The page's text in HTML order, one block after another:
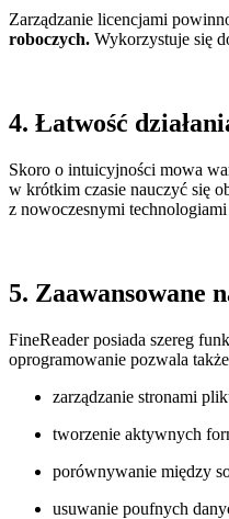
Zarządzanie licencjami
roboczych. Wykorzystuje się
4. Łatwość
Skoro o intuicyjności mowa
w krótkim czasie nauczyć się
z nowoczesnymi
5. Zaawansowane
FineReader posiada szereg
oprogramowanie pozwala
zarządzanie stronami
tworzenie aktywnych
porównywanie między
usuwanie poufnych